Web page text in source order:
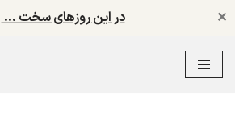
در این روزهای سخت … ✕
پرش